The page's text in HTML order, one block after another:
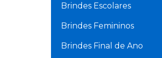
Brindes Escolares
Brindes Femininos
Brindes Final de Ano